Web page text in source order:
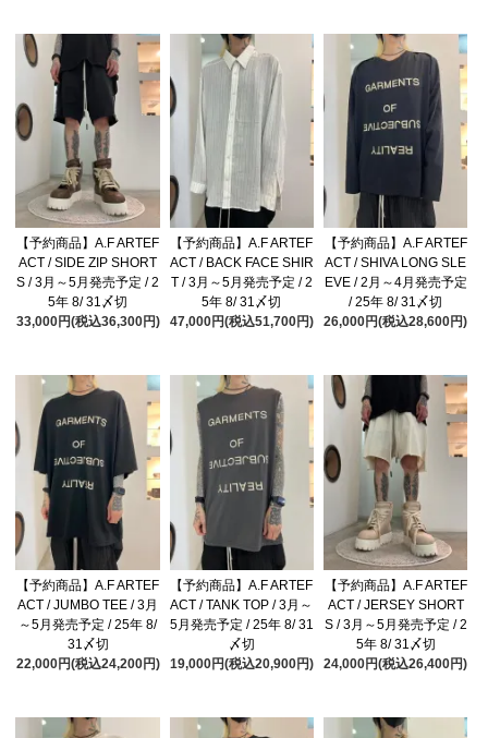
【予約商品】A.F ARTEF
ACT / SIDE ZIP SHORT
S / 3月～5月発売予定 / 2
5年 8/ 31〆切
33,000円(税込36,300円)
【予約商品】A.F ARTEF
ACT / BACK FACE SHIR
T / 3月～5月発売予定 / 2
5年 8/ 31〆切
47,000円(税込51,700円)
【予約商品】A.F ARTEF
ACT / SHIVA LONG SLE
EVE / 2月～4月発売予定
/ 25年 8/ 31〆切
26,000円(税込28,600円)
【予約商品】A.F ARTEF
ACT / JUMBO TEE / 3月
～5月発売予定 / 25年 8/
31〆切
22,000円(税込24,200円)
【予約商品】A.F ARTEF
ACT / TANK TOP / 3月～
5月発売予定 / 25年 8/ 31
〆切
19,000円(税込20,900円)
【予約商品】A.F ARTEF
ACT / JERSEY SHORT
S / 3月～5月発売予定 / 2
5年 8/ 31〆切
24,000円(税込26,400円)